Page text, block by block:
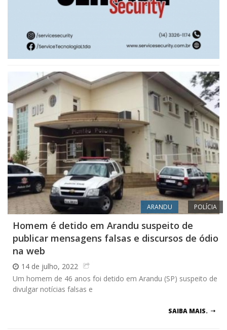
ARANDU POLÍCIA
Homem é detido em Arandu suspeito de
publicar mensagens falsas e discursos de ódio
na web
14 de julho, 2022
Um homem de 46 anos foi detido em Arandu (SP) suspeito de
divulgar notícias falsas e
SAIBA MAIS.